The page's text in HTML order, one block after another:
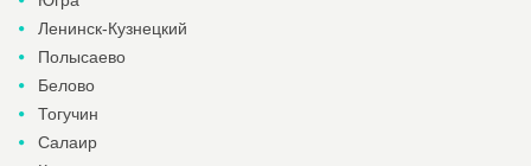
Ленинск-Кузнецкий
Полысаево
Белово
Тогучин
Салаир